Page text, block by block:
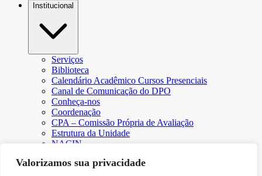
Valorizamos sua privacidade
Institucional
Serviços
Biblioteca
Calendário Acadêmico Cursos Presenciais
Canal de Comunicação do DPO
Conheça-nos
Coordenação
CPA – Comissão Própria de Avaliação
Estrutura da Unidade
NACIN
Núcleo de Apoio Psicopedagógico